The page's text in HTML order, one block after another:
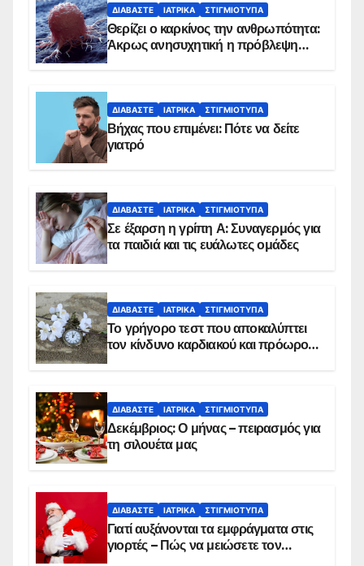
ΔΙΑΒΆΣΤΕ ΙΑΤΡΙΚΆ ΣΤΙΓΜΙΌΤΥΠΑ
Θερίζει ο καρκίνος την ανθρωπότητα:
Άκρως ανησυχητική η πρόβλεψη…
ΔΙΑΒΆΣΤΕ ΙΑΤΡΙΚΆ ΣΤΙΓΜΙΌΤΥΠΑ
Βήχας που επιμένει: Πότε να δείτε
γιατρό
ΔΙΑΒΆΣΤΕ ΙΑΤΡΙΚΆ ΣΤΙΓΜΙΌΤΥΠΑ
Σε έξαρση η γρίπη Α: Συναγερμός για
τα παιδιά και τις ευάλωτες ομάδες
ΔΙΑΒΆΣΤΕ ΙΑΤΡΙΚΆ ΣΤΙΓΜΙΌΤΥΠΑ
Το γρήγορο τεστ που αποκαλύπτει
τον κίνδυνο καρδιακού και πρόωρου
ΔΙΑΒΆΣΤΕ ΙΑΤΡΙΚΆ ΣΤΙΓΜΙΌΤΥΠΑ
Δεκέμβριος: Ο μήνας – πειρασμός για
τη σιλουέτα μας
ΔΙΑΒΆΣΤΕ ΙΑΤΡΙΚΆ ΣΤΙΓΜΙΌΤΥΠΑ
Γιατί αυξάνονται τα εμφράγματα στις
γιορτές – Πώς να μειώσετε τον